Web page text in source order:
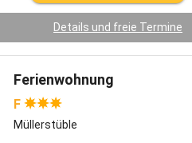
Details und freie Termine
Ferienwohnung
F
Müllerstüble